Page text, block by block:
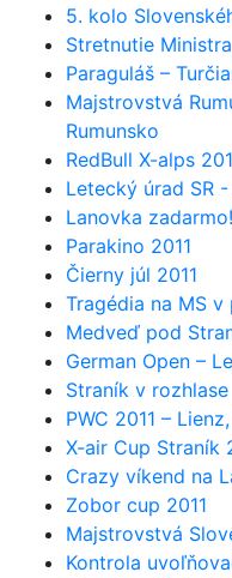
5. kolo
Stretnutie
Paraguláš –
Majstrovstvá
Rumunsko
RedBull X-alps
Letecký úrad SR
Lanovka zadarmo!
Parakino 2011
Čierny júl 2011
Tragédia na MS v
Medveď pod
German Open –
Straník v rozhlase
PWC 2011 –
X-air Cup Straník
Crazy víkend na
Zobor cup 2011
Majstrovstvá
Kontrola